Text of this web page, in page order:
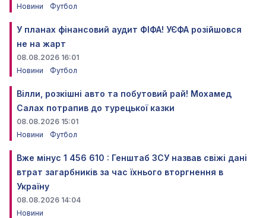
Новини
Футбол
У планах фінансовий аудит ФІФА! УЄФА розійшовся
не на жарт
08.08.2026 16:01
Новини
Футбол
Вілли, розкішні авто та побутовий рай! Мохамед
Салах потрапив до турецької казки
08.08.2026 15:01
Новини
Футбол
Вже мінус 1 456 610 : Генштаб ЗСУ назвав свіжі дані
втрат загарбників за час їхнього вторгнення в
Україну
08.08.2026 14:04
Новини